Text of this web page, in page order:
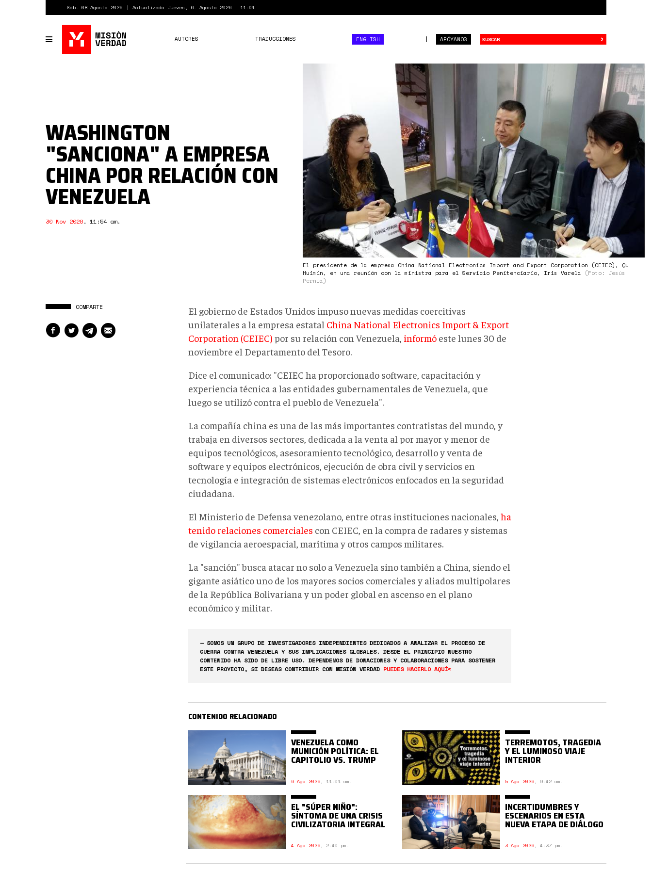
Sáb. 08 Agosto 2026 Actualizado Jueves, 6. Agosto 2026 - 11:01
Toggle
navigation
APÓYANOS
AUTORES TRADUCCIONES ENGLISH ›
El presidente de la empresa China National Electronics Import and Export Corporation (CEIEC), Qu
Huimin, en una reunión con la ministra para el Servicio Penitenciario, Iris Varela
(Foto: Jesús
Pernía)
WASHINGTON
"SANCIONA" A EMPRESA
CHINA POR RELACIÓN CON
VENEZUELA
30 Nov 2020, 11:54 am.
COMPARTE
El gobierno de Estados Unidos impuso nuevas medidas coercitivas
unilaterales a la empresa estatal China National Electronics Import & Export
Corporation (CEIEC) por su relación con Venezuela, informó este lunes 30 de
noviembre el Departamento del Tesoro.
Dice el comunicado: "CEIEC ha proporcionado software, capacitación y
experiencia técnica a las entidades gubernamentales de Venezuela, que
luego se utilizó contra el pueblo de Venezuela".
La compañía china es una de las más importantes contratistas del mundo, y
trabaja en diversos sectores, dedicada a la venta al por mayor y menor de
equipos tecnológicos, asesoramiento tecnológico, desarrollo y venta de
software y equipos electrónicos, ejecución de obra civil y servicios en
tecnología e integración de sistemas electrónicos enfocados en la seguridad
ciudadana.
El Ministerio de Defensa venezolano, entre otras instituciones nacionales, ha
tenido relaciones comerciales con CEIEC, en la compra de radares y sistemas
de vigilancia aeroespacial, marítima y otros campos militares.
La "sanción" busca atacar no solo a Venezuela sino también a China, siendo el
gigante asiático uno de los mayores socios comerciales y aliados multipolares
de la República Bolivariana y un poder global en ascenso en el plano
económico y militar.
— SOMOS UN GRUPO DE INVESTIGADORES INDEPENDIENTES DEDICADOS A ANALIZAR EL PROCESO DE
GUERRA CONTRA VENEZUELA Y SUS IMPLICACIONES GLOBALES. DESDE EL PRINCIPIO NUESTRO
CONTENIDO HA SIDO DE LIBRE USO. DEPENDEMOS DE DONACIONES Y COLABORACIONES PARA SOSTENER
ESTE PROYECTO, SI DESEAS CONTRIBUIR CON MISIÓN VERDAD PUEDES HACERLO AQUÍ<
CONTENIDO RELACIONADO
VENEZUELA COMO
MUNICIÓN POLÍTICA: EL
CAPITOLIO VS. TRUMP
6 Ago 2026, 11:01 am.
TERREMOTOS, TRAGEDIA
Y EL LUMINOSO VIAJE
INTERIOR
5 Ago 2026, 9:42 am.
EL "SÚPER NIÑO":
SÍNTOMA DE UNA CRISIS
CIVILIZATORIA INTEGRAL
4 Ago 2026, 2:40 pm.
INCERTIDUMBRES Y
ESCENARIOS EN ESTA
NUEVA ETAPA DE DIÁLOGO
3 Ago 2026,4:37 pm.